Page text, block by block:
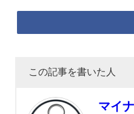
この記事を書いた人
マイ